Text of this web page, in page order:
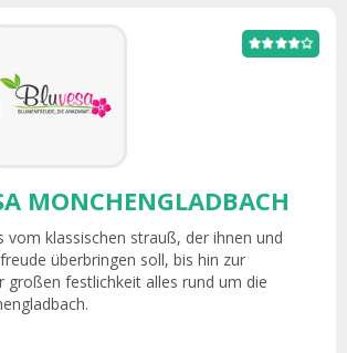
MONCHENGLADBACH
vom klassischen strauß, der ihnen und
überbringen soll, bis hin zur
großen festlichkeit alles rund um die